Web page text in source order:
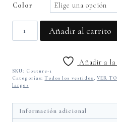
Color
Añadir al carrito
Añadir a la
SKU: Couture-1
Categorías: Todos los vestidos, VER
largos
Información adicional